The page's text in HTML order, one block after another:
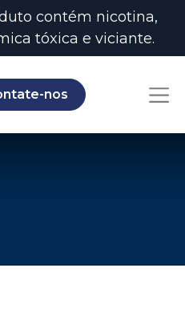
contém nicotina,
tóxica e viciante.
nos